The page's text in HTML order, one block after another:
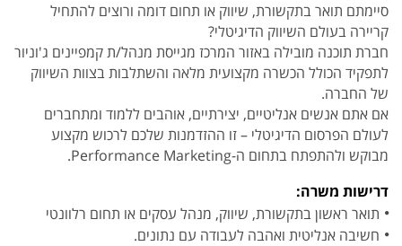
סיימתם תואר בתקשורת, שיווק או תחום דומה ורוצים להתחיל
קריירה בעולם השיווק הדיגיטלי?
חברת תוכנה מובילה באזור המרכז מגייסת מנהל/ת קמפיינים ג'וניור
לתפקיד הכולל הכשרה מקצועית מלאה והשתלבות בצוות השיווק
של החברה.
אם אתם אנשים אנליטיים, יצירתיים, אוהבים ללמוד ומתחברים
לעולם הפרסום הדיגיטלי – זו ההזדמנות שלכם לרכוש מקצוע
מבוקש ולהתפתח בתחום ה-Performance Marketing.
דרישות משרה:
תואר ראשון בתקשורת, שיווק, מנהל עסקים או תחום רלוונטי
חשיבה אנליטית ואהבה לעבודה עם נתונים.